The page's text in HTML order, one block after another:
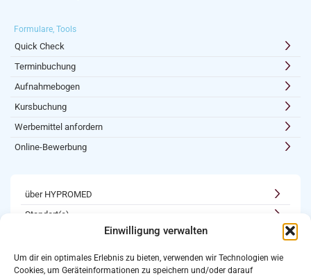
Einwilligung verwalten
Um dir ein optimales Erlebnis zu bieten, verwenden wir Technologien wie
Cookies, um Geräteinformationen zu speichern und/oder darauf
Formulare, Tools
Quick Check
Terminbuchung
Aufnahmebogen
Kursbuchung
Werbemittel anfordern
Online-Bewerbung
über HYPROMED
Standort(e)
Karriere
Newsletter